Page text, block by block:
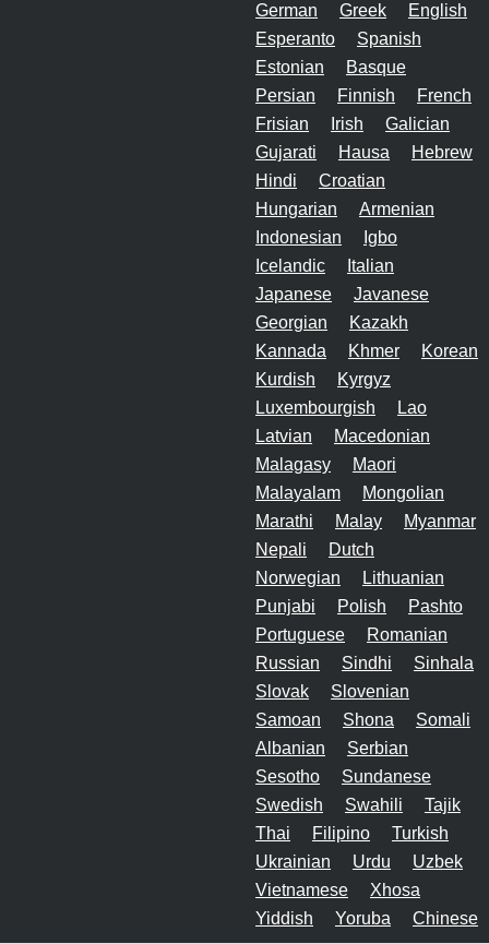
German
Greek
English
Esperanto
Spanish
Estonian
Basque
Persian
Finnish
French
Frisian
Irish
Galician
Gujarati
Hausa
Hebrew
Hindi
Croatian
Hungarian
Armenian
Indonesian
Igbo
Icelandic
Italian
Japanese
Javanese
Georgian
Kazakh
Kannada
Khmer
Korean
Kurdish
Kyrgyz
Luxembourgish
Lao
Latvian
Macedonian
Malagasy
Maori
Malayalam
Mongolian
Marathi
Malay
Myanmar
Nepali
Dutch
Norwegian
Lithuanian
Punjabi
Polish
Pashto
Portuguese
Romanian
Russian
Sindhi
Sinhala
Slovak
Slovenian
Samoan
Shona
Somali
Albanian
Serbian
Sesotho
Sundanese
Swedish
Swahili
Tajik
Thai
Filipino
Turkish
Ukrainian
Urdu
Uzbek
Vietnamese
Xhosa
Yiddish
Yoruba Chinese